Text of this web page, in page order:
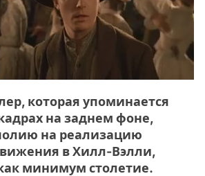
которая упоминается
на заднем фоне,
на реализацию
в Хилл-Вэлли,
минимум столетие.